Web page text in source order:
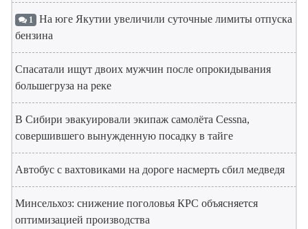
1 На юге Якутии увеличили суточные лимиты отпуска
бензина
Спасатали ищут двоих мужчин после опрокидывания
большегруза на реке
В Сибири эвакуировали экипаж самолёта Cessna,
совершившего вынужденную посадку в тайге
Автобус с вахтовиками на дороге насмерть сбил медведя
Минсельхоз: снижение поголовья КРС объясняется
оптимизацией производства